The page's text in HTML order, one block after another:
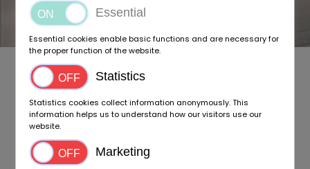
Czy rejestracja na BIDaCLASSIC jest
bezpłatna?
Jak długo trwa aktywacja mojego konta?
Co jest specjalnego w BIDaCLASSIC dla
dealerów?
Essential
Essential cookies enable basic functions and are necessary for
the proper function of the website.
Statistics
Statistics cookies collect information anonymously. This
information helps us to understand how our visitors use our
website.
Marketing